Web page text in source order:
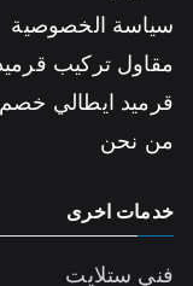
سياسة الخصوصية
قرميد ايطالي خصم 35%
من نحن
خدمات اخرى
فني ستلايت